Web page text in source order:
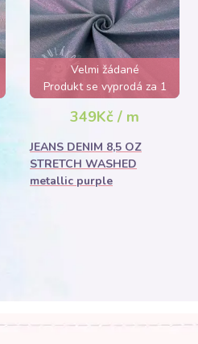
Velmi žádané
Produkt se vyprodá za 1
den
349Kč / m
JEANS DENIM 8,5 OZ
STRETCH WASHED
metallic purple